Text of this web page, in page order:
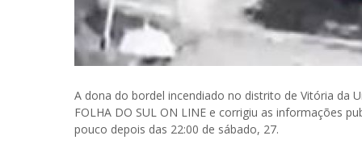
A dona do bordel incendiado no distrito de Vitória da
FOLHA DO SUL ON LINE e corrigiu as informações
pouco depois das 22:00 de sábado, 27.